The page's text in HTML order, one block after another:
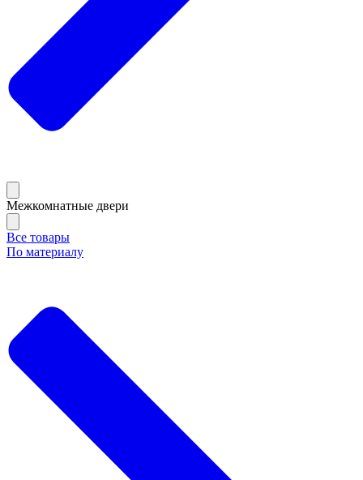
Межкомнатные двери
Все товары
По материалу